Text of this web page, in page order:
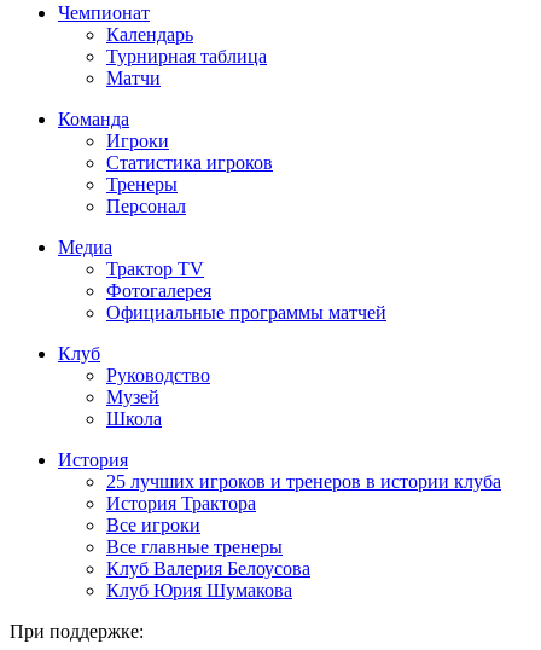
Чемпионат
Календарь
Турнирная таблица
Матчи
Команда
Игроки
Статистика игроков
Тренеры
Персонал
Медиа
Трактор TV
Фотогалерея
Официальные программы матчей
Клуб
Руководство
Музей
Школа
История
25 лучших игроков и тренеров в истории клуба
История Трактора
Все игроки
Все главные тренеры
Клуб Валерия Белоусова
Клуб Юрия Шумакова
При поддержке: